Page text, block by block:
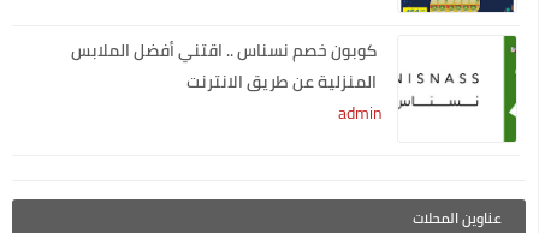
كوبون خصم نسناس .. اقتني أفضل الملابس
المنزلية عن طريق الانترنت
admin
عناوين المحلات